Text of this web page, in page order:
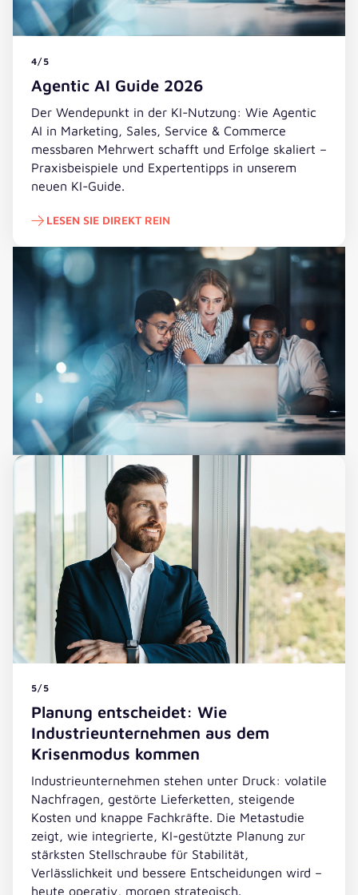
4/5
Agentic AI Guide 2026
Der Wendepunkt in der KI-Nutzung: Wie Agentic
AI in Marketing, Sales, Service & Commerce
messbaren Mehrwert schafft und Erfolge skaliert –
Praxisbeispiele und Expertentipps in unserem
neuen KI-Guide.
LESEN SIE DIREKT REIN
Lesen Sie direkt rein
5/5
Planung entscheidet: Wie
Industrieunternehmen aus dem
Krisenmodus kommen
Industrieunternehmen stehen unter Druck: volatile
Nachfragen, gestörte Lieferketten, steigende
Kosten und knappe Fachkräfte. Die Metastudie
zeigt, wie integrierte, KI-gestützte Planung zur
stärksten Stellschraube für Stabilität,
Verlässlichkeit und bessere Entscheidungen wird –
heute operativ, morgen strategisch.